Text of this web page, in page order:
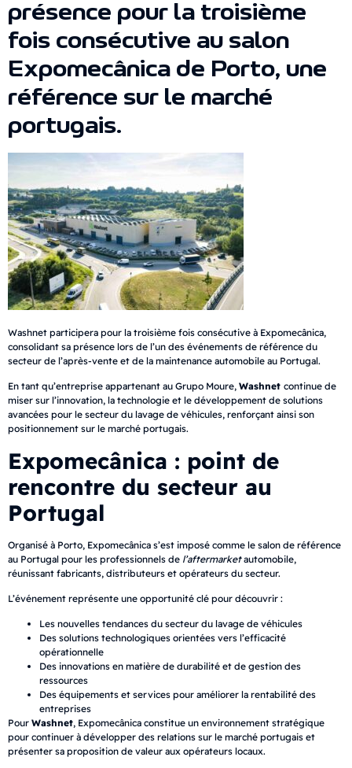
présence pour la troisième
fois consécutive au salon
Expomecânica de Porto, une
référence sur le marché
portugais.
Washnet participera pour la troisième fois consécutive à Expomecânica,
consolidant sa présence lors de l’un des événements de référence du
secteur de l’après-vente et de la maintenance automobile au Portugal.
En tant qu’entreprise appartenant au Grupo Moure, Washnet continue de
miser sur l’innovation, la technologie et le développement de solutions
avancées pour le secteur du lavage de véhicules, renforçant ainsi son
positionnement sur le marché portugais.
Expomecânica : point de
rencontre du secteur au
Portugal
Organisé à Porto, Expomecânica s’est imposé comme le salon de référence
au Portugal pour les professionnels de l’aftermarketautomobile,
réunissant fabricants, distributeurs et opérateurs du secteur.
L’événement représente une opportunité clé pour découvrir :
Les nouvelles tendances du secteur du lavage de véhicules
Des solutions technologiques orientées vers l’efficacité
opérationnelle
Des innovations en matière de durabilité et de gestion des
ressources
Des équipements et services pour améliorer la rentabilité des
entreprises
Pour Washnet, Expomecânica constitue un environnement stratégique
pour continuer à développer des relations sur le marché portugais et
présenter sa proposition de valeur aux opérateurs locaux.